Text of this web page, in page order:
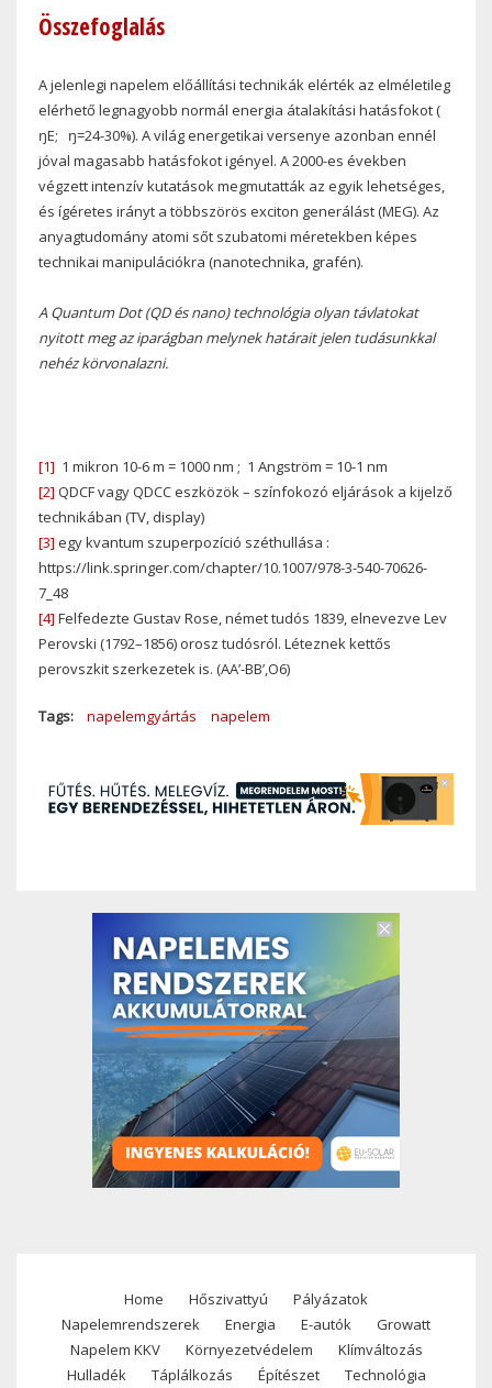
Összefoglalás
A jelenlegi napelem előállítási technikák elérték az elméletileg
elérhető legnagyobb normál energia átalakítási hatásfokot (
ŋE; ŋ=24-30%). A világ energetikai versenye azonban ennél
jóval magasabb hatásfokot igényel. A 2000-es években
végzett intenzív kutatások megmutatták az egyik lehetséges,
és ígéretes irányt a többszörös exciton generálást (MEG). Az
anyagtudomány atomi sőt szubatomi méretekben képes
technikai manipulációkra (nanotechnika, grafén).
A Quantum Dot (QD és nano) technológia olyan távlatokat
nyitott meg az iparágban melynek határait jelen tudásunkkal
nehéz körvonalazni.
[1] 1 mikron 10-6 m = 1000 nm ; 1 Angström = 10-1 nm
[2] QDCF vagy QDCC eszközök – színfokozó eljárások a kijelző
technikában (TV, display)
[3] egy kvantum szuperpozíció széthullása :
https://link.springer.com/chapter/10.1007/978-3-540-70626-
7_48
[4] Felfedezte Gustav Rose, német tudós 1839, elnevezve Lev
Perovski (1792–1856) orosz tudósról. Léteznek kettős
perovszkit szerkezetek is. (AA’-BB’,O6)
Tags napelemgyártás napelem
Footer
menu
Home Hőszivattyú
Pályázatok
Napelemrendszerek
Energia E-autók
Growatt
Napelem KKV
Környezetvédelem
Klímváltozás
Hulladék
Táplálkozás Építészet Technológia